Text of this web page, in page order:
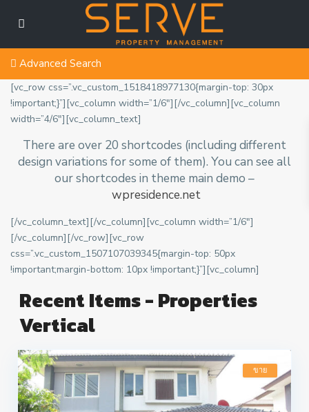
Advanced Search
[vc_row css=”.vc_custom_1518418977130{margin-top: 30px
!important;}”][vc_column width=”1/6″][/vc_column][vc_column
width=”4/6″][vc_column_text]
There are over 20 shortcodes (including different
design variations for some of them). You can see all
our shortcodes in theme main demo –
wpresidence.net
[/vc_column_text][/vc_column][vc_column width=”1/6″]
[/vc_column][/vc_row][vc_row
css=”.vc_custom_1507107039345{margin-top: 50px
!important;margin-bottom: 10px !important;}”][vc_column]
Recent Items - Properties
Vertical
ขาย